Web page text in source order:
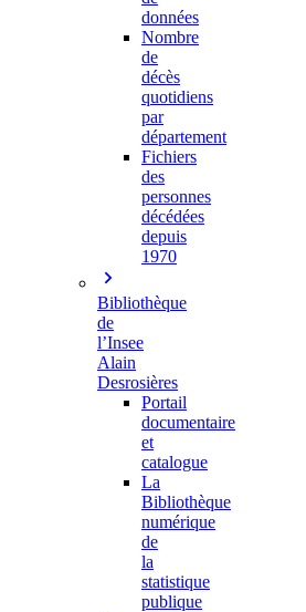
données
Nombre
de
décès
quotidiens
par
département
Fichiers
des
personnes
décédées
depuis
1970
Bibliothèque
de
l’Insee
Alain
Desrosières
Portail
documentaire
et
catalogue
La
Bibliothèque
numérique
de
la
statistique
publique